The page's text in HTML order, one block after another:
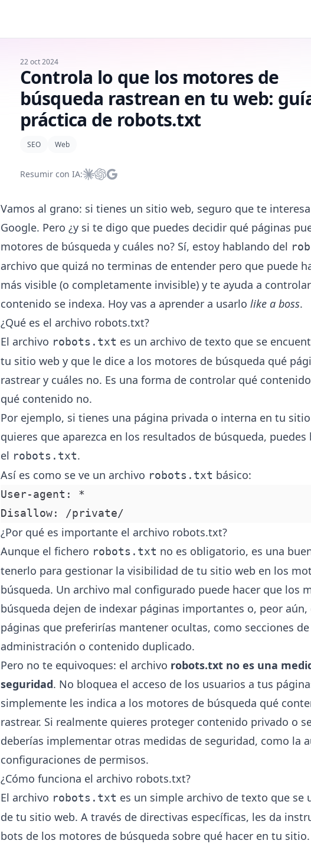
22 oct 2024
Controla lo que los motores de
búsqueda rastrean en tu web:
práctica de robots.txt
SEO Web
Resumir con IA:Resumir con Claude
Resumir con ChatGPT
Resumir con Google AI
Vamos al grano: si tienes un sitio web, seguro que te
Google. Pero ¿y si te digo que puedes decidir qué páginas
motores de búsqueda y cuáles no? Sí, estoy hablando del
archivo que quizá no terminas de entender pero que puede
más visible (o completamente invisible) y te ayuda a
contenido se indexa. Hoy vas a aprender a usarlo like a boss.
¿Qué es el archivo robots.txt?
El archivo robots.txt es un archivo de texto que se
tu sitio web y que le dice a los motores de búsqueda qué
rastrear y cuáles no. Es una forma de controlar qué
qué contenido no.
Por ejemplo, si tienes una página privada o interna en tu
quieres que aparezca en los resultados de búsqueda,
el robots.txt.
Así es como se ve un archivo robots.txt básico:
User-agent: *
Disallow: /private/
¿Por qué es importante el archivo robots.txt?
Aunque el fichero robots.txt no es obligatorio, es una
tenerlo para gestionar la visibilidad de tu sitio web en los
búsqueda. Un archivo mal configurado puede hacer que los
búsqueda dejen de indexar páginas importantes o, peor aún,
páginas que preferirías mantener ocultas, como secciones de
administración o contenido duplicado.
Pero no te equivoques: el archivo robots.txt no es una
seguridad. No bloquea el acceso de los usuarios a tus
simplemente les indica a los motores de búsqueda qué
rastrear. Si realmente quieres proteger contenido privado o
deberías implementar otras medidas de seguridad, como la
configuraciones de permisos.
¿Cómo funciona el archivo robots.txt?
El archivo robots.txt es un simple archivo de texto que se
de tu sitio web. A través de directivas específicas, les da
bots de los motores de búsqueda sobre qué hacer en tu sitio.